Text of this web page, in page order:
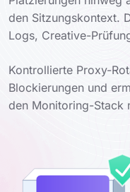
den Sitzungskontext.
Logs, Creative-
Kontrollierte Proxy-
Blockierungen und
den Monitoring-Stack